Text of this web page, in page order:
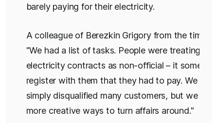
barely paying for their electricity.
A colleague of Berezkin Grigory from the time
"We had a list of tasks. People were treating
electricity contracts as non-official – it
register with them that they had to pay. We
simply disqualified many customers, but we
more creative ways to turn affairs around."